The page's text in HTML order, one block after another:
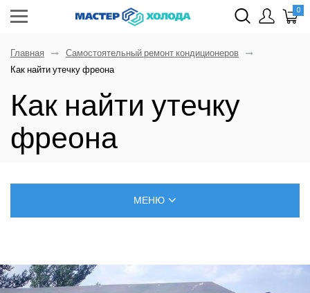
0
Главная
Самостоятельный ремонт кондиционеров
Как найти утечку фреона
Как найти утечку
фреона
МЕНЮ
САМОСТОЯТЕЛЬНЫЙ МОНТАЖ КОНДИЦИОНЕРОВ